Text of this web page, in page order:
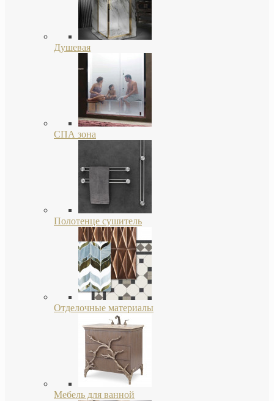
Душевая
СПА зона
Полотенце сушитель
Отделочные материалы
Мебель для ванной